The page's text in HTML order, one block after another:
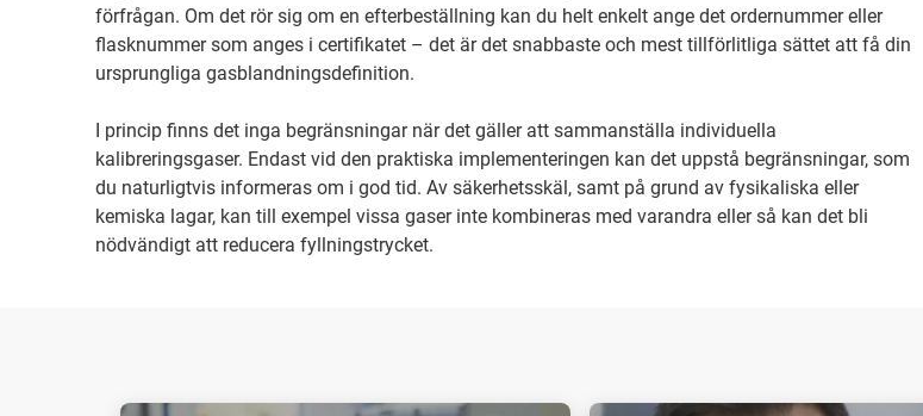
förfrågan. Om det rör sig om en efterbeställning kan du helt enkelt ange det ordernummer eller
flasknummer som anges i certifikatet – det är det snabbaste och mest tillförlitliga sättet att få din
ursprungliga gasblandningsdefinition.
I princip finns det inga begränsningar när det gäller att sammanställa individuella
kalibreringsgaser. Endast vid den praktiska implementeringen kan det uppstå begränsningar, som
du naturligtvis informeras om i god tid. Av säkerhetsskäl, samt på grund av fysikaliska eller
kemiska lagar, kan till exempel vissa gaser inte kombineras med varandra eller så kan det bli
nödvändigt att reducera fyllningstrycket.